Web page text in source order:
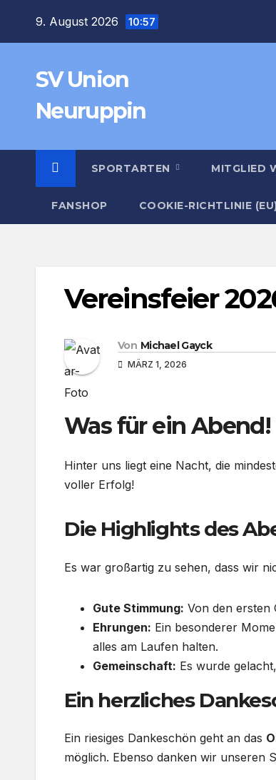
9. August 2026 10:57
SV Union
Neuruppin
SPORTARTEN MITGLIED
FANSHOP COOKIE-RICHTLINIE
Vereinsfeier
Von Michael Gayck
MÄRZ 1, 2026
Was für ein
Hinter uns liegt eine Nacht, die
voller Erfolg!
Die Highlights des
Es war großartig zu sehen, dass wir
Gute Stimmung: Von den ersten
Ehrungen: Ein besonderer
alles am Laufen halten.
Gemeinschaft: Es wurde
Ein herzliches
Ein riesiges Dankeschön geht an das
möglich. Ebenso danken wir unseren